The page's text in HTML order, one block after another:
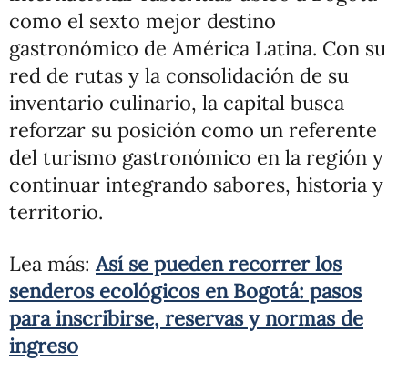
como el sexto mejor destino
gastronómico de América Latina. Con su
red de rutas y la consolidación de su
inventario culinario, la capital busca
reforzar su posición como un referente
del turismo gastronómico en la región y
continuar integrando sabores, historia y
territorio.
Lea más:Así se pueden recorrer los
senderos ecológicos en Bogotá: pasos
para inscribirse, reservas y normas de
ingreso